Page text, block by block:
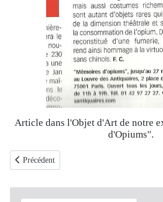
Article dans l'Objet d'Art de notre
d'Opiums".
Article précédent : Article sur "Mémoires
Précédent